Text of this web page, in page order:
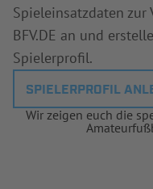
Spieleinsatzdaten
BFV.DE an und
Spielerprofil.
SPIELERPROFIL
Wir zeigen euch die